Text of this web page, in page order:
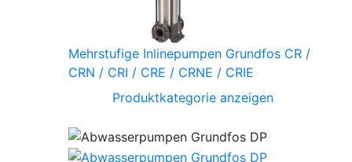
Mehrstufige Inlinepumpen Grundfos CR /
CRN / CRI / CRE / CRNE / CRIE
Produktkategorie anzeigen